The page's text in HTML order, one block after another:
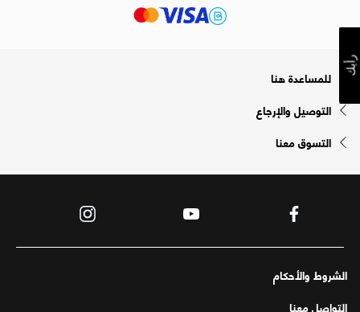
للمساعدة هنا
التوصيل والإرجاع
التسوق معنا
الشروط والأحكام
التواصل معنا
رأيك